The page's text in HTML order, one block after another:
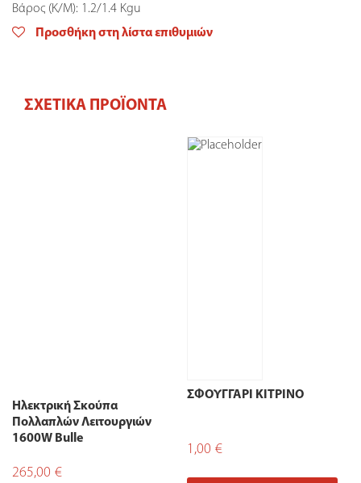
Βάρος (Κ/Μ): 1.2/1.4 Kgu
Προσθήκη στη λίστα επιθυμιών
ΣΧΕΤΙΚΆ ΠΡΟΪΌΝΤΑ
Ηλεκτρική Σκούπα
Πολλαπλών Λειτουργιών
1600W Bulle
265,00 €
ΣΦΟΥΓΓΑΡΙ ΚΙΤΡΙΝΟ
1,00 €